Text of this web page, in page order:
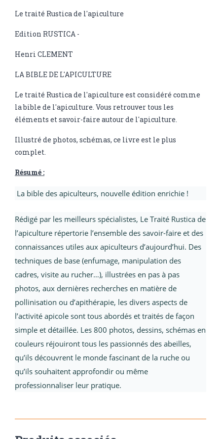
Le traité Rustica de l'apiculture
Edition RUSTICA -
Henri CLEMENT
LA BIBLE DE L'APICULTURE
Le traité Rustica de l'apiculture est considéré comme
la bible de l'apiculture. Vous retrouver tous les
éléments et savoir-faire autour de l'apiculture.
Illustré de photos, schémas, ce livre est le plus
complet.
Résumé :
La bible des apiculteurs, nouvelle édition enrichie !
Rédigé par les meilleurs spécialistes, Le Traité Rustica de
l’apiculture répertorie l’ensemble des savoir-faire et des
connaissances utiles aux apiculteurs d’aujourd’hui. Des
techniques de base (enfumage, manipulation des
cadres, visite au rucher…), illustrées en pas à pas
photos, aux dernières recherches en matière de
pollinisation ou d’apithérapie, les divers aspects de
l’activité apicole sont tous abordés et traités de façon
simple et détaillée. Les 800 photos, dessins, schémas en
couleurs réjouiront tous les passionnés des abeilles,
qu’ils découvrent le monde fascinant de la ruche ou
qu’ils souhaitent approfondir ou même
professionnaliser leur pratique.